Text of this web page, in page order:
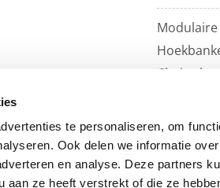
te personaliseren, om
Ook delen we informatie
en analyse. Deze partners
aan ze heeft verstrekt of die ze
Chaise
Rechte